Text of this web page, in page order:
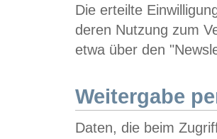
Die erteilte
deren Nutzung zum
etwa über den
Weitergabe
Daten, die beim